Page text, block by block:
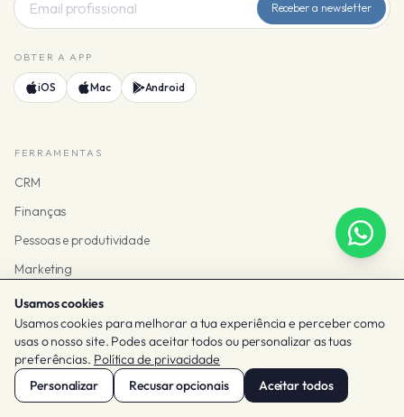
Receber a newsletter
OBTER A APP
iOS Mac Android
FERRAMENTAS
CRM
Finanças
Pessoas e produtividade
Marketing
Análises
IA
Ver todas as ferramentas
SOLUÇÕES
Usamos cookies
Usamos cookies para melhorar a tua experiência e perceber como
usas o nosso site. Podes aceitar todos ou personalizar as tuas
preferências. Política de privacidade
Personalizar
Recusar opcionais Aceitar todos